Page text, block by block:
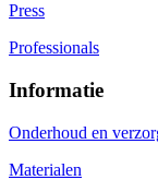
Press
Professionals
Informatie
Onderhoud en
Materialen